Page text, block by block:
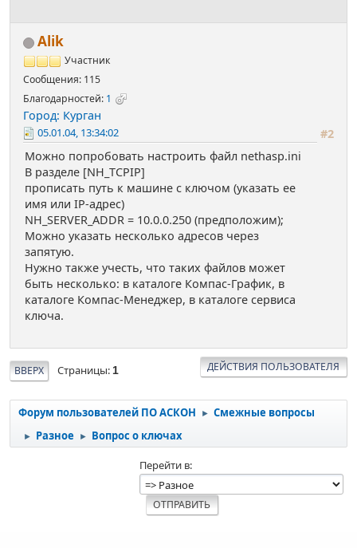
Alik
Участник
Сообщения: 115
Благодарностей: 1
Город: Курган
#2
05.01.04, 13:34:02
Можно попробовать настроить файл nethasp.ini
В разделе [NH_TCPIP]
прописать путь к машине с ключом (указать ее
имя или IP-адрес)
NH_SERVER_ADDR = 10.0.0.250 (предположим);
Можно указать несколько адресов через
запятую.
Нужно также учесть, что таких файлов может
быть несколько: в каталоге Компас-График, в
каталоге Компас-Менеджер, в каталоге сервиса
ключа.
ВВЕРХ Страницы 1 ДЕЙСТВИЯ ПОЛЬЗОВАТЕЛЯ
Форум пользователей ПО АСКОН ► Смежные вопросы
► Разное ► Вопрос о ключах
Перейти в